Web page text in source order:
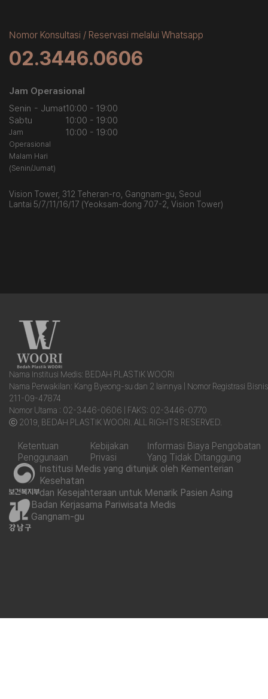
Nomor Konsultasi / Reservasi melalui Whatsapp
02.3446.0606
Jam Operasional
Senin - Jumat10:00 - 19:00
Sabtu
10:00 - 19:00
Jam
Operasional
Malam Hari
(Senin/Jumat)
10:00 - 19:00
Vision Tower, 312 Teheran-ro, Gangnam-gu, Seoul
Lantai 5/7/11/16/17 (Yeoksam-dong 707-2, Vision Tower)
Nama Institusi Medis: BEDAH PLASTIK WOORI
Nama Perwakilan: Kang Byeong-su dan 2 lainnya | Nomor Registrasi
211-09-47874
Nomor Utama : 02-3446-0606 | FAKS: 02-3446-0770
ⓒ 2019, BEDAH PLASTIK WOORI. ALL RIGHTS RESERVED.
Ketentuan
Penggunaan
Kebijakan
Privasi
Informasi Biaya Pengobatan
Yang Tidak Ditanggung
Institusi Medis yang ditunjuk oleh Kementerian
Kesehatan
dan Kesejahteraan untuk Menarik Pasien Asing
Badan Kerjasama Pariwisata Medis
Gangnam-gu